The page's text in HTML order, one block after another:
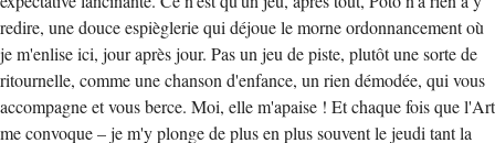
redire, une douce espièglerie qui déjoue le morne ordonnancement où
je m'enlise ici, jour après jour. Pas un jeu de piste, plutôt une sorte de
ritournelle, comme une chanson d'enfance, un rien démodée, qui vous
accompagne et vous berce. Moi, elle m'apaise ! Et chaque fois que l'Art
me convoque – je m'y plonge de plus en plus souvent le jeudi tant la